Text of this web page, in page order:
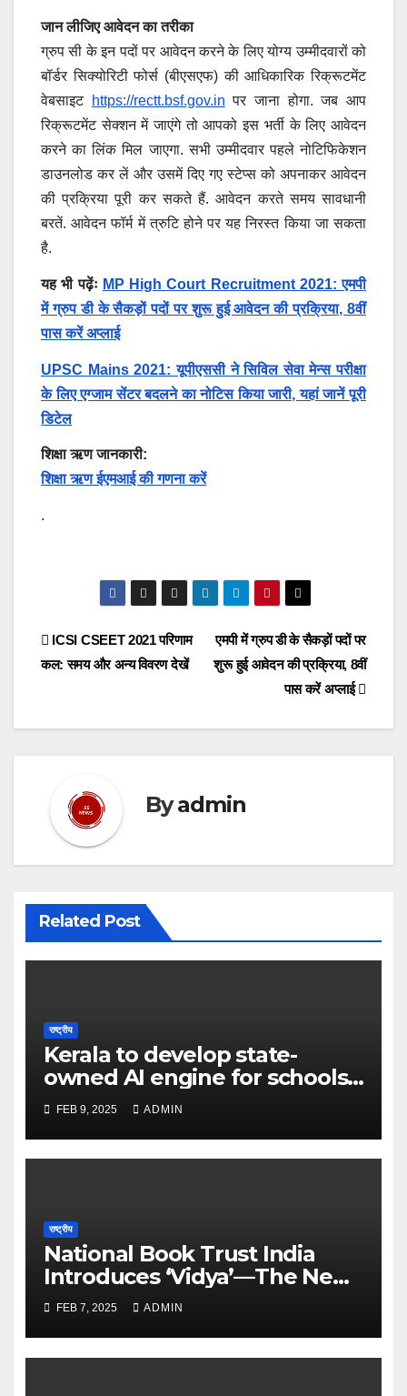
जान लीजिए आवेदन का तरीका
ग्रुप सी के इन पदों पर आवेदन करने के लिए योग्य उम्मीदवारों को
बॉर्डर सिक्योरिटी फोर्स (बीएसएफ) की आधिकारिक रिक्रूटमेंट
वेबसाइट https://rectt.bsf.gov.in पर जाना होगा. जब आप
रिक्रूटमेंट सेक्शन में जाएंगे तो आपको इस भर्ती के लिए आवेदन
करने का लिंक मिल जाएगा. सभी उम्मीदवार पहले नोटिफिकेशन
डाउनलोड कर लें और उसमें दिए गए स्टेप्स को अपनाकर आवेदन
की प्रक्रिया पूरी कर सकते हैं. आवेदन करते समय सावधानी
बरतें. आवेदन फॉर्म में त्रुटि होने पर यह निरस्त किया जा सकता
है.
यह भी पढ़ेंः MP High Court Recruitment 2021: एमपी
में ग्रुप डी के सैकड़ों पदों पर शुरू हुई आवेदन की प्रक्रिया, 8वीं
पास करें अप्लाई
UPSC Mains 2021: यूपीएससी ने सिविल सेवा मेन्स परीक्षा
के लिए एग्जाम सेंटर बदलने का नोटिस किया जारी, यहां जानें पूरी
डिटेल
शिक्षा ऋण जानकारी:
शिक्षा ऋण ईएमआई की गणना करें
.
Post
navigation
एमपी में ग्रुप डी के सैकड़ों पदों पर
शुरू हुई आवेदन की प्रक्रिया, 8वीं
पास करें अप्लाई
ICSI CSEET 2021 परिणाम
कल: समय और अन्य विवरण देखें
Byadmin
Related Post
राष्ट्रीय
Kerala to develop state-
owned AI engine for schools
in 2025 – The Times of India
FEB 9, 2025 ADMIN
राष्ट्रीय
National Book Trust India
Introduces ‘Vidya’—The New
Face of Learning and
Discovery – The Times of
India
FEB 7, 2025 ADMIN